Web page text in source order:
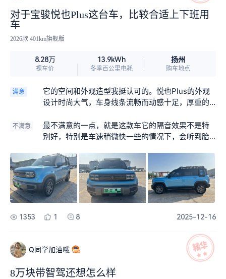
航和噪音控制方面仍有提升空间，但从价位、使用
成本对比来看，整体表现还是不错，如果你追求低
对于宝骏悦也Plus这台车，比较合适上下班用
车
2026款 401km旗舰版
8.28万
裸车价
13.9kWh
冬季百公里电耗
扬州
购车地点
满意
它的空间和外观造型我挺认可的。悦也Plus的外观
设计时尚大气，车身线条流畅而动感十足，厚重的
次，我觉得车子的空间比较大一些吧！坐在车内的
话，感觉挺宽敞舒适的。而且后备箱容量很大，平
不满意
最不满意的一点，就是这款车它的隔音效果不是特
别好，特别是车速稍微快一些的情况下，会听到胎
1353 1 8 2025-12-16
Q同学加油哦
8万块带智驾还想怎么样